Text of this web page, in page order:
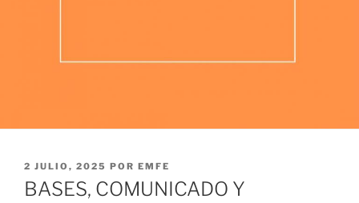
PUBLICADO
EL
2 JULIO, 2025 POR EMFE
BASES, COMUNICADO Y